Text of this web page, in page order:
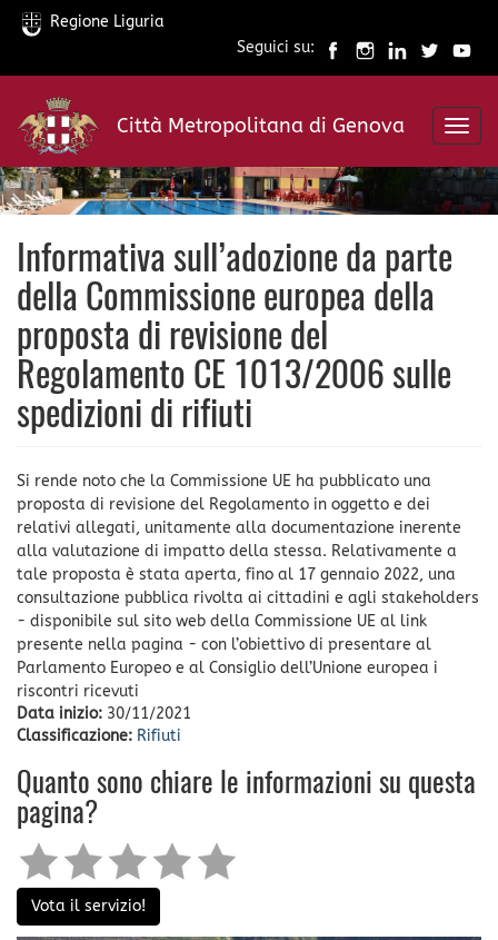
Salta
contenuto
principale
Regione Liguria
Seguici su:
Città Metropolitana di Genova
Informativa sull’adozione da parte
della Commissione europea della
proposta di revisione del
Regolamento CE 1013/2006 sulle
spedizioni di rifiuti
Si rende noto che la Commissione UE ha pubblicato una
proposta di revisione del Regolamento in oggetto e dei
relativi allegati, unitamente alla documentazione inerente
alla valutazione di impatto della stessa. Relativamente a
tale proposta è stata aperta, fino al 17 gennaio 2022, una
consultazione pubblica rivolta ai cittadini e agli stakeholders
- disponibile sul sito web della Commissione UE al link
presente nella pagina - con l’obiettivo di presentare al
Parlamento Europeo e al Consiglio dell’Unione europea i
riscontri ricevuti
Data inizio: 30/11/2021
Classificazione: Rifiuti
Quanto sono chiare le informazioni su questa
pagina?
Vota il servizio!